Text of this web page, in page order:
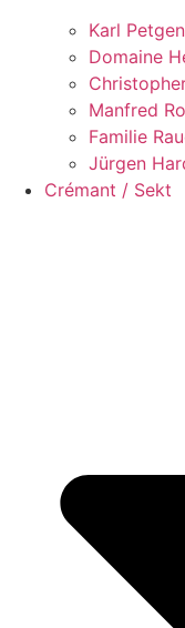
Karl Petgen
Domaine
Manfred
Familie
Jürgen
Crémant / Sekt